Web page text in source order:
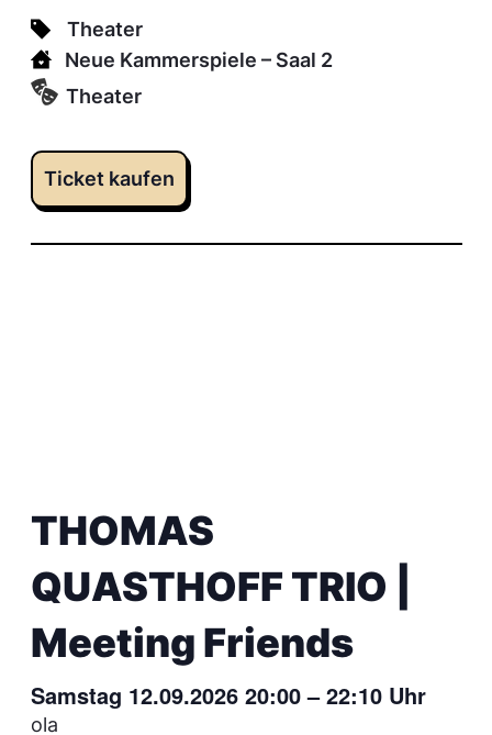
Theater
Neue Kammerspiele – Saal 2
Theater
Ticket kaufen
THOMAS
QUASTHOFF TRIO |
Meeting Friends
Samstag 12.09.2026 20:00–22:10Uhr
ola